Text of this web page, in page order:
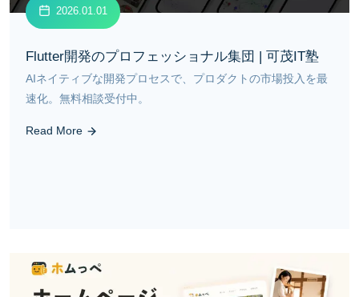
2026.01.01
Flutter開発のプロフェッショナル集団 | 可茂IT塾
AIネイティブな開発プロセスで、プロダクトの市場投入を最
速化。無料相談受付中。
Read More